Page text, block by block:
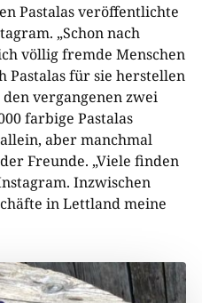
Pastalas veröffentlichte
„Schon nach
völlig fremde Menschen
Pastalas für sie herstellen
vergangenen zwei
farbige Pastalas
aber manchmal
Freunde. „Viele finden
Inzwischen
in Lettland meine